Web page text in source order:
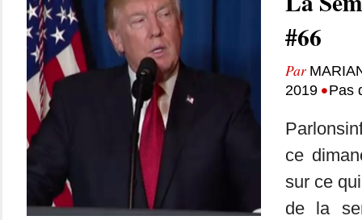
#66
Par
2019 •Pas
ce
sur ce
de la